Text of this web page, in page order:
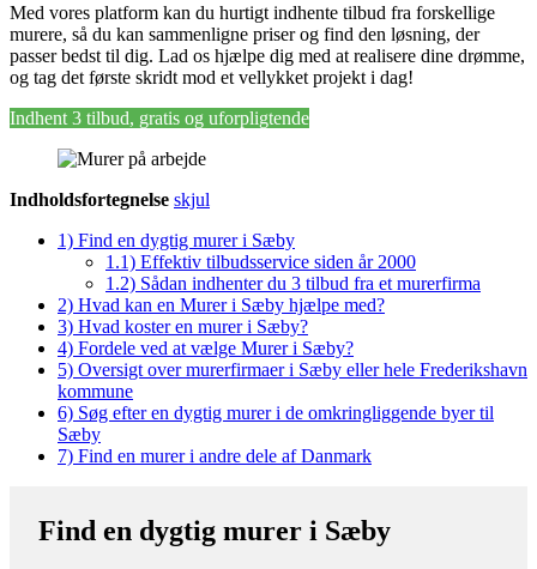
Med vores platform kan du hurtigt indhente tilbud fra forskellige
murere, så du kan sammenligne priser og find den løsning, der
passer bedst til dig. Lad os hjælpe dig med at realisere dine drømme,
og tag det første skridt mod et vellykket projekt i dag!
Indhent 3 tilbud, gratis og uforpligtende
Indholdsfortegnelse skjul
1) Find en dygtig murer i Sæby
1.1) Effektiv tilbudsservice siden år 2000
1.2) Sådan indhenter du 3 tilbud fra et murerfirma
2) Hvad kan en Murer i Sæby hjælpe med?
3) Hvad koster en murer i Sæby?
4) Fordele ved at vælge Murer i Sæby?
5) Oversigt over murerfirmaer i Sæby eller hele Frederikshavn
kommune
6) Søg efter en dygtig murer i de omkringliggende byer til
Sæby
7) Find en murer i andre dele af Danmark
Find en dygtig murer i Sæby